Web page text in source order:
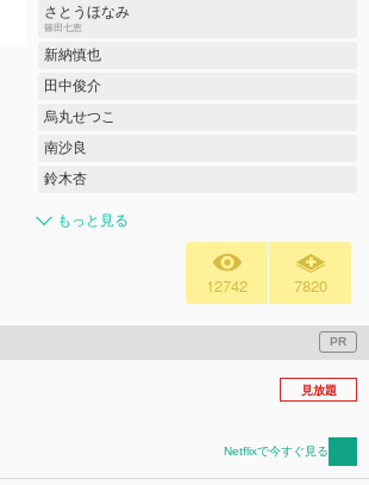
さとうほなみ
篠田七恵
新納慎也
田中俊介
烏丸せつこ
南沙良
鈴木杏
もっと見る
12742 7820
PR
見放題
Netflixで今すぐ見る